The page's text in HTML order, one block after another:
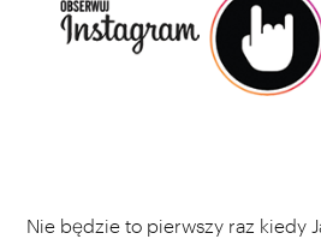
Nie będzie to pierwszy raz kiedy